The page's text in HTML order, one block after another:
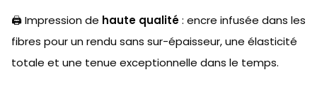
🖨 Impression de haute qualité: encre infusée dans les
fibres pour un rendu sans sur-épaisseur, une élasticité
totale et une tenue exceptionnelle dans le temps.